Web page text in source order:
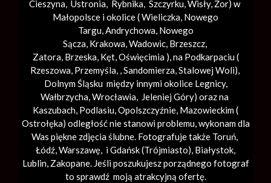
Cieszyna, Ustronia, Rybnika, Szczyrku, Wisły, Żor) w
Małopolsce i okolice (Wieliczka, Nowego
Targu,Andrychowa, Nowego
Sącza, Krakowa,Wadowic, Brzeszcz,
Zatora, Brzeska, Kęt,Oświęcimia), na Podkarpaciu (
Rzeszowa, Przemyśla, ,Sandomierza,Stalowej Woli),
Dolnym Śląsku między innymi okolice Legnicy,
Wałbrzycha,Wrocławia, Jeleniej Góry) oraz na
Kaszubach, Podlasiu, Opolszczyźnie, Mazowieckim (
Ostrołęka) odległość nie stanowi problemu, wykonam dla
Was piękne zdjęcia ślubne. Fotografuje także Toruń,
Łódź,Warszawę, i Gdańsk (Trójmiasto), Białystok,
Lublin, Zakopane. Jeśli poszukujesz porządnego fotograf
to sprawdź moją atrakcyjną ofertę.